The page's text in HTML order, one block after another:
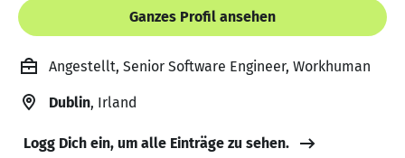
Ganzes Profil ansehen
Angestellt, Senior Software Engineer, Workhuman
Dublin, Irland
Logg Dich ein, um alle Einträge zu sehen.